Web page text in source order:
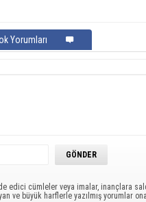
Yorumları
edici cümleler veya imalar, inançlara
ve büyük harflerle yazılmış yorumlar